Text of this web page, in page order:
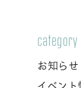
category
お知らせ
イベント